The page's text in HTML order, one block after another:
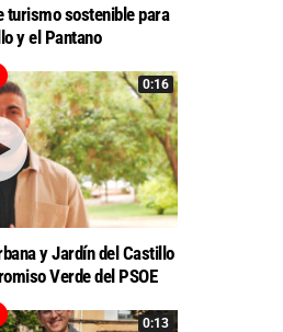
turismo sostenible para
y el Pantano
0:16
y Jardín del Castillo
Verde del PSOE
0:13